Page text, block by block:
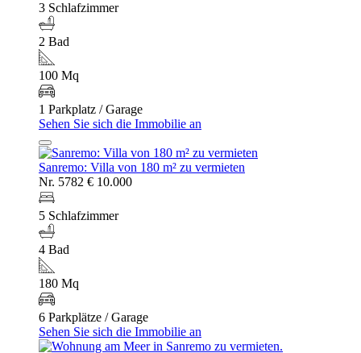
3 Schlafzimmer
2 Bad
100 Mq
1 Parkplatz / Garage
Sehen Sie sich die Immobilie an
Sanremo: Villa von 180 m² zu vermieten
Nr. 5782 € 10.000
5 Schlafzimmer
4 Bad
180 Mq
6 Parkplätze / Garage
Sehen Sie sich die Immobilie an